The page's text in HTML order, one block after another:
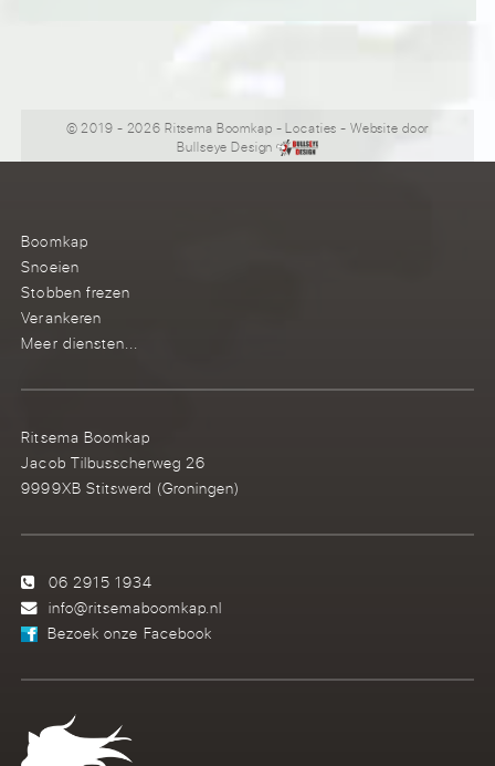
© 2019 - 2026 Ritsema Boomkap -Locaties - Website door
Bullseye Design
Boomkap
Snoeien
Stobben frezen
Verankeren
Meer diensten...
Ritsema Boomkap
Jacob Tilbusscherweg 26
9999XB Stitswerd (Groningen)
06 2915 1934
info@ritsemaboomkap.nl
Bezoek onze Facebook